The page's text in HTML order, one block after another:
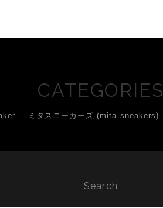
CATEGORIES
ミタスニーカーズ (mita sneakers)
Search